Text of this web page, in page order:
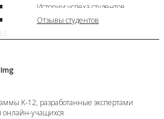
Истории успеха студентов
Отзывы студентов
K-12, разработанные экспертами
онлайн-учащихся